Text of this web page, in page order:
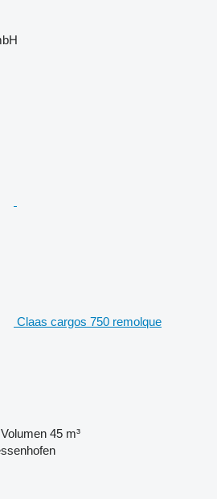
Claas cargos 750 remolque
Volumen 45 m³